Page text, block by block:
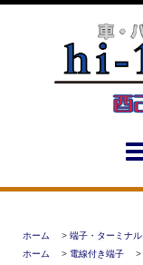
ホーム > 端子・ターミナル
ホーム
> 電線付き端子 >